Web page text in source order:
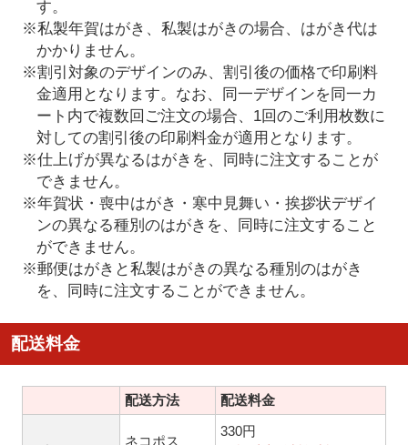
す。
※私製年賀はがき、私製はがきの場合、はがき代は
かかりません。
※割引対象のデザインのみ、割引後の価格で印刷料
金適用となります。なお、同一デザインを同一カ
ート内で複数回ご注文の場合、1回のご利用枚数に
対しての割引後の印刷料金が適用となります。
※仕上げが異なるはがきを、同時に注文することが
できません。
※年賀状・喪中はがき・寒中見舞い・挨拶状デザイ
ンの異なる種別のはがきを、同時に注文すること
ができません。
※郵便はがきと私製はがきの異なる種別のはがき
を、同時に注文することができません。
配送料金
配送方法 配送料金
ネコポス
330円